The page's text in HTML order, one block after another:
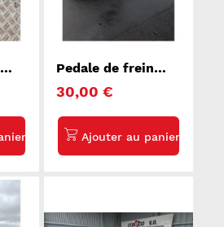
Pedale de frein
2
30,00 €